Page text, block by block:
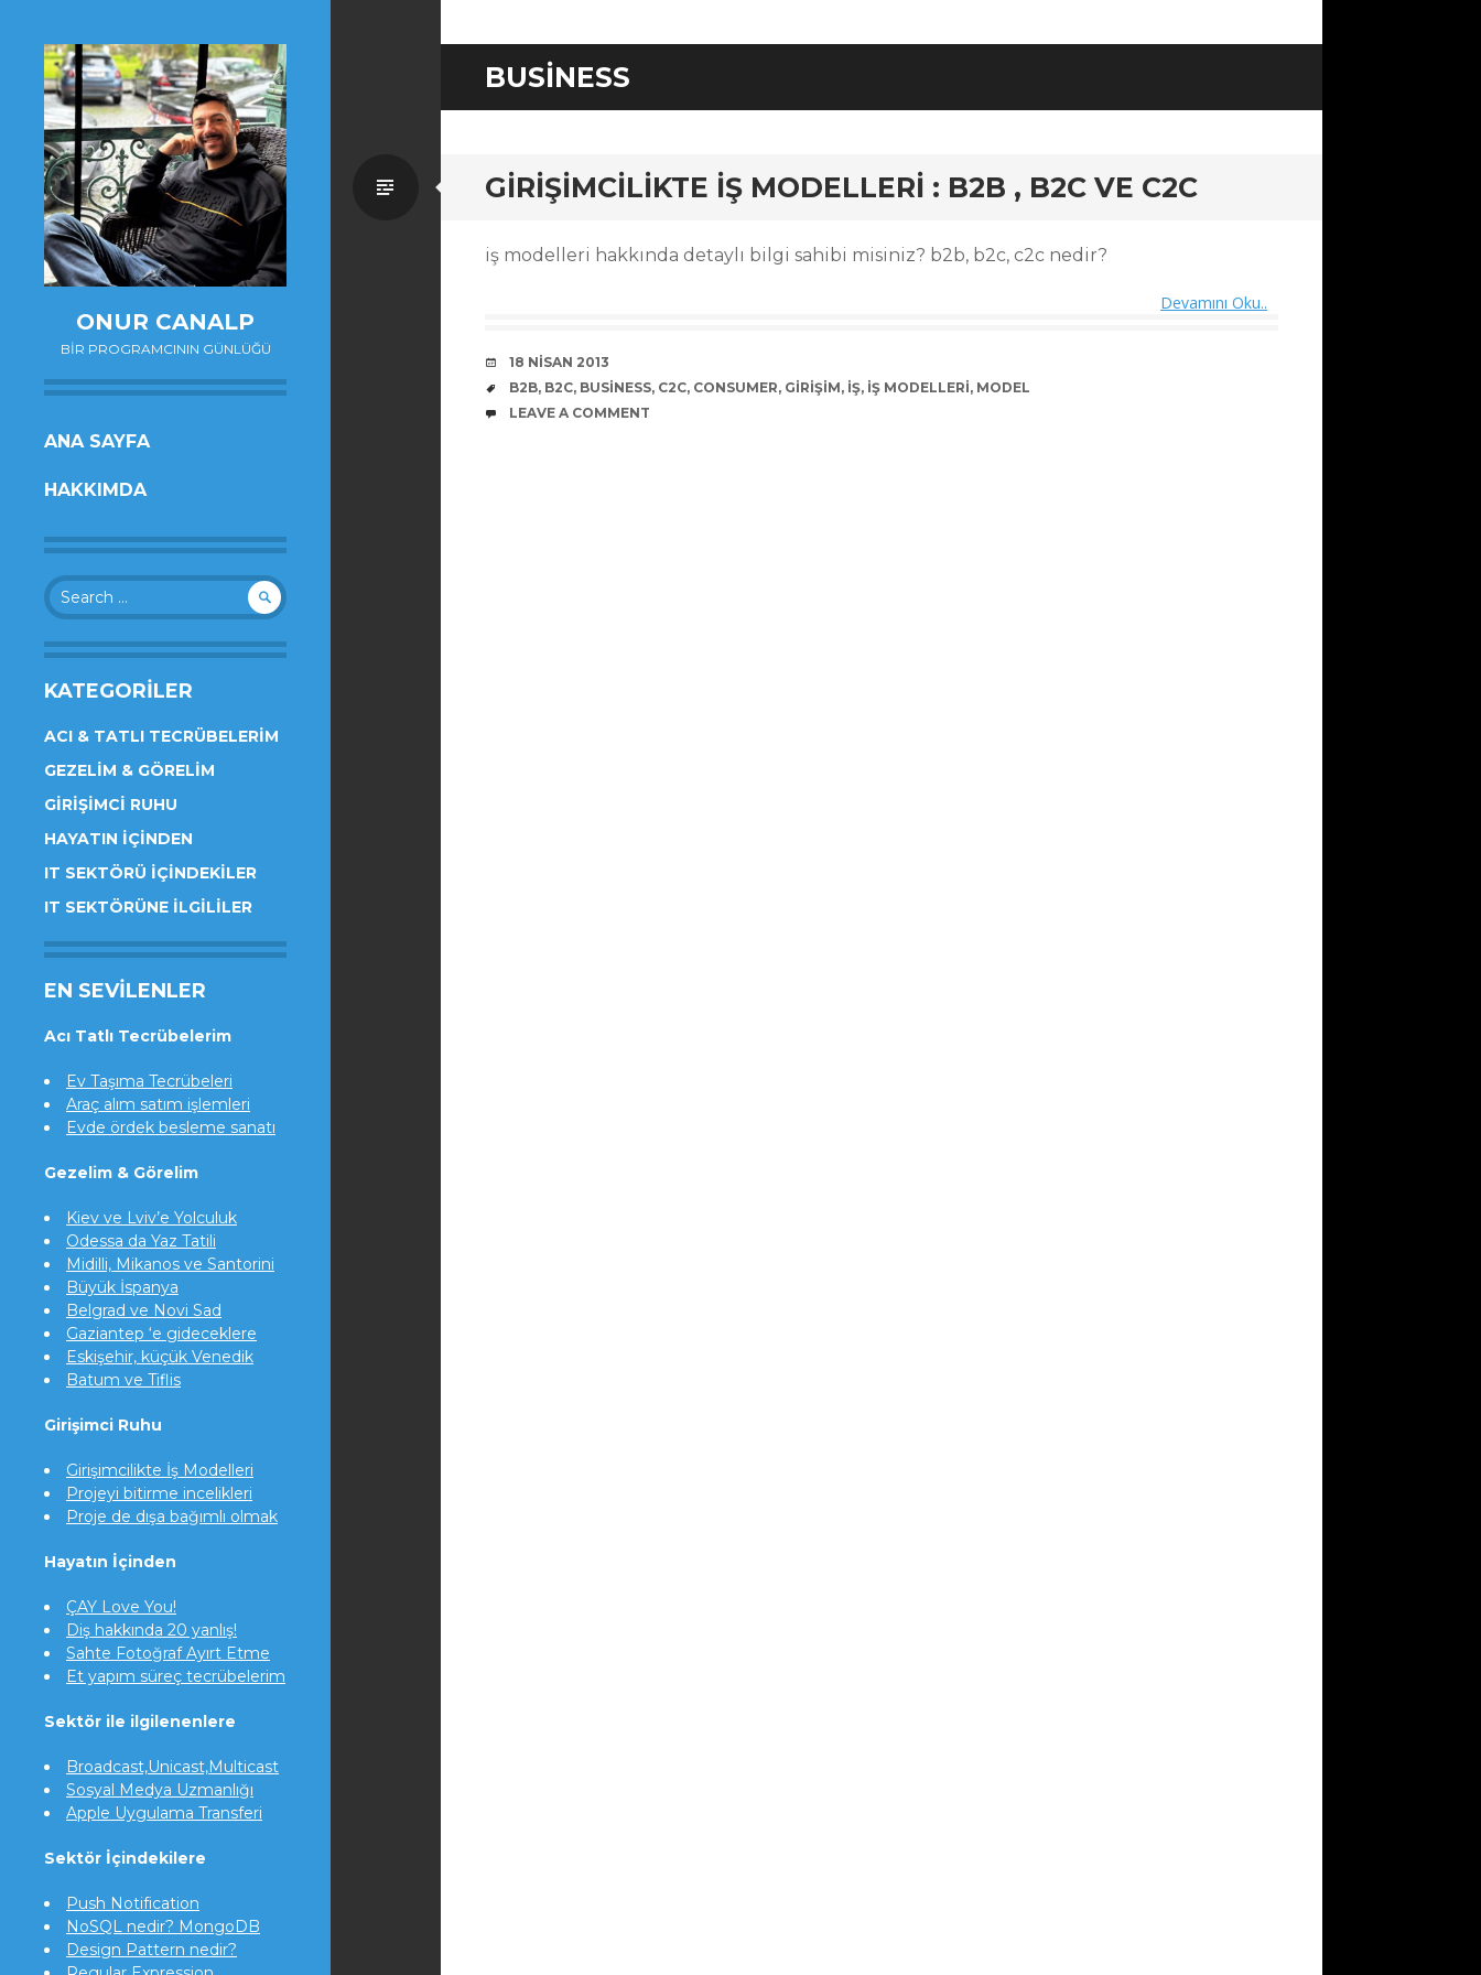
ONUR CANALP
BIR PROGRAMCININ GÜNLÜĞÜ
SKIP
CONTENT
ANA SAYFA
HAKKIMDA
Search
for:
KATEGORILER
ACI & TATLI TECRÜBELERIM
GEZELIM & GÖRELIM
GIRIŞIMCI RUHU
HAYATIN İÇINDEN
IT SEKTÖRÜ İÇINDEKILER
IT SEKTÖRÜNE İLGILILER
EN SEVILENLER
Acı Tatlı Tecrübelerim
Ev Taşıma Tecrübeleri
Araç alım satım işlemleri
Evde ördek besleme sanatı
Gezelim & Görelim
Kiev ve Lviv’e Yolculuk
Odessa da Yaz Tatili
Midilli, Mikanos ve Santorini
Büyük İspanya
Belgrad ve Novi Sad
Gaziantep ‘e gideceklere
Eskişehir, küçük Venedik
Batum ve Tiflis
Girişimci Ruhu
Girişimcilikte İş Modelleri
Projeyi bitirme incelikleri
Proje de dışa bağımlı olmak
Hayatın İçinden
ÇAY Love You!
Diş hakkında 20 yanlış!
Sahte Fotoğraf Ayırt Etme
Et yapım süreç tecrübelerim
Sektör ile ilgilenenlere
Broadcast,Unicast,Multicast
Sosyal Medya Uzmanlığı
Apple Uygulama Transferi
Sektör İçindekilere
Push Notification
NoSQL nedir? MongoDB
Design Pattern nedir?
BUSINESS
GIRIŞIMCILIKTE İŞ MODELLERI : B2B , B2C VE C2C
Standard
iş modelleri hakkında detaylı bilgi sahibi misiniz? b2b, b2c, c2c nedir?
Devamını Oku..
DATE
18 NISAN 2013
TAGS
B2B, B2C, BUSINESS, C2C, CONSUMER, GIRIŞIM, IŞ, IŞ MODELLERI, MODEL
COMMENTS
LEAVE A COMMENT